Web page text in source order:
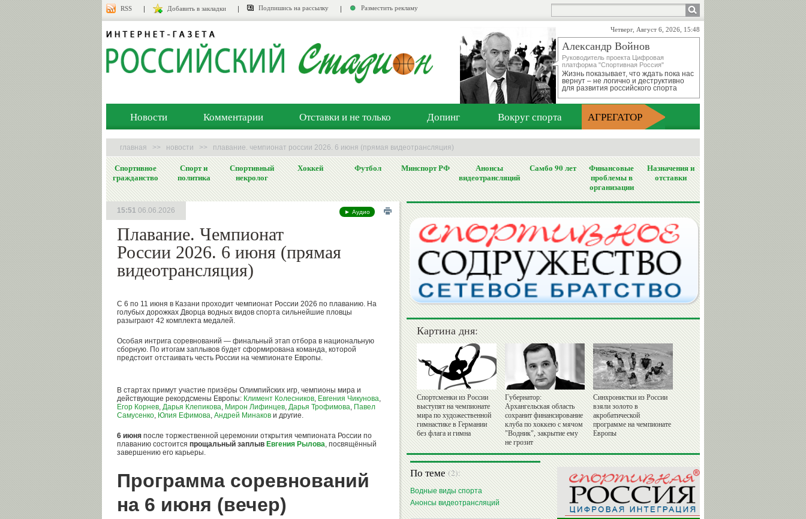
RSS Добавить в закладки Подпишись на рассылку Разместить рекламу
Четверг, Август 6, 2026, 15:48
Александр Войнов
Руководитель проекта Цифровая
платформа "Спортивная Россия"
Жизнь показывает, что ждать пока нас
вернут – не логично и деструктивно
для развития российского спорта
Новости Комментарии Отставки и не только Допинг Вокруг спорта АГРЕГАТОР
главная >> новости >> плавание. чемпионат россии 2026. 6 июня (прямая видеотрансляция)
Спортивное
гражданство
Спорт и
политика
Спортивный
некролог
Хоккей Футбол Минспорт РФ
Анонсы
видеотрансляций
Самбо 90 лет
Финансовые
проблемы в
организации
Назначения и
отставки
► Аудио
Плавание. Чемпионат
России 2026. 6 июня (прямая
видеотрансляция)
15:51 06.06.2026
С 6 по 11 июня в Казани проходит чемпионат России 2026 по плаванию. На
голубых дорожках Дворца водных видов спорта сильнейшие пловцы
разыграют 42 комплекта медалей.
Особая интрига соревнований — финальный этап отбора в национальную
сборную. По итогам заплывов будет сформирована команда, которой
предстоит отстаивать честь России на чемпионате Европы.
В стартах примут участие призёры Олимпийских игр, чемпионы мира и
действующие рекордсмены Европы: Климент Колесников, Евгения Чикунова,
Егор Корнев, Дарья Клепикова, Мирон Лифинцев, Дарья Трофимова, Павел
Самусенко, Юлия Ефимова, Андрей Минаков и другие.
6 июня после торжественной церемонии открытия чемпионата России по
плаванию состоится прощальный заплыв Евгения Рылова, посвящённый
завершению его карьеры.
Программа соревнований
на 6 июня (вечер)
Картина дня:
Спортсменки из России
выступят на чемпионате
мира по художественной
гимнастике в Германии
без флага и гимна
Губернатор:
Архангельская область
сохранит финансирование
клуба по хоккею с мячом
"Водник", закрытие ему
не грозит
Синхронистки из России
взяли золото в
акробатической
программе на чемпионате
Европы
По теме(2):
Водные виды спорта
Анонсы видеотрансляций